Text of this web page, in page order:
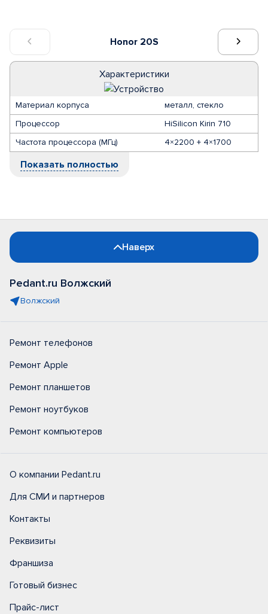
Honor 20S
Характеристики
Материал корпуса
металл, стекло
Процессор
HiSilicon Kirin 710
Частота процессора (МГц)
4×2200 + 4×1700
Показать полностью
Наверх
Pedant.ru Волжский
Волжский
Ремонт телефонов
Ремонт Apple
Ремонт планшетов
Ремонт ноутбуков
Ремонт компьютеров
О компании Pedant.ru
Для СМИ и партнеров
Контакты
Реквизиты
Франшиза
Готовый бизнес
Прайс-лист